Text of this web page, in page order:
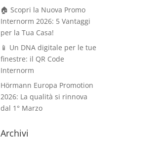
🏠 Scopri la Nuova Promo
Internorm 2026: 5 Vantaggi
per la Tua Casa!
📱 Un DNA digitale per le tue
finestre: il QR Code
Internorm
Hörmann Europa Promotion
2026: La qualità si rinnova
dal 1° Marzo
Archivi